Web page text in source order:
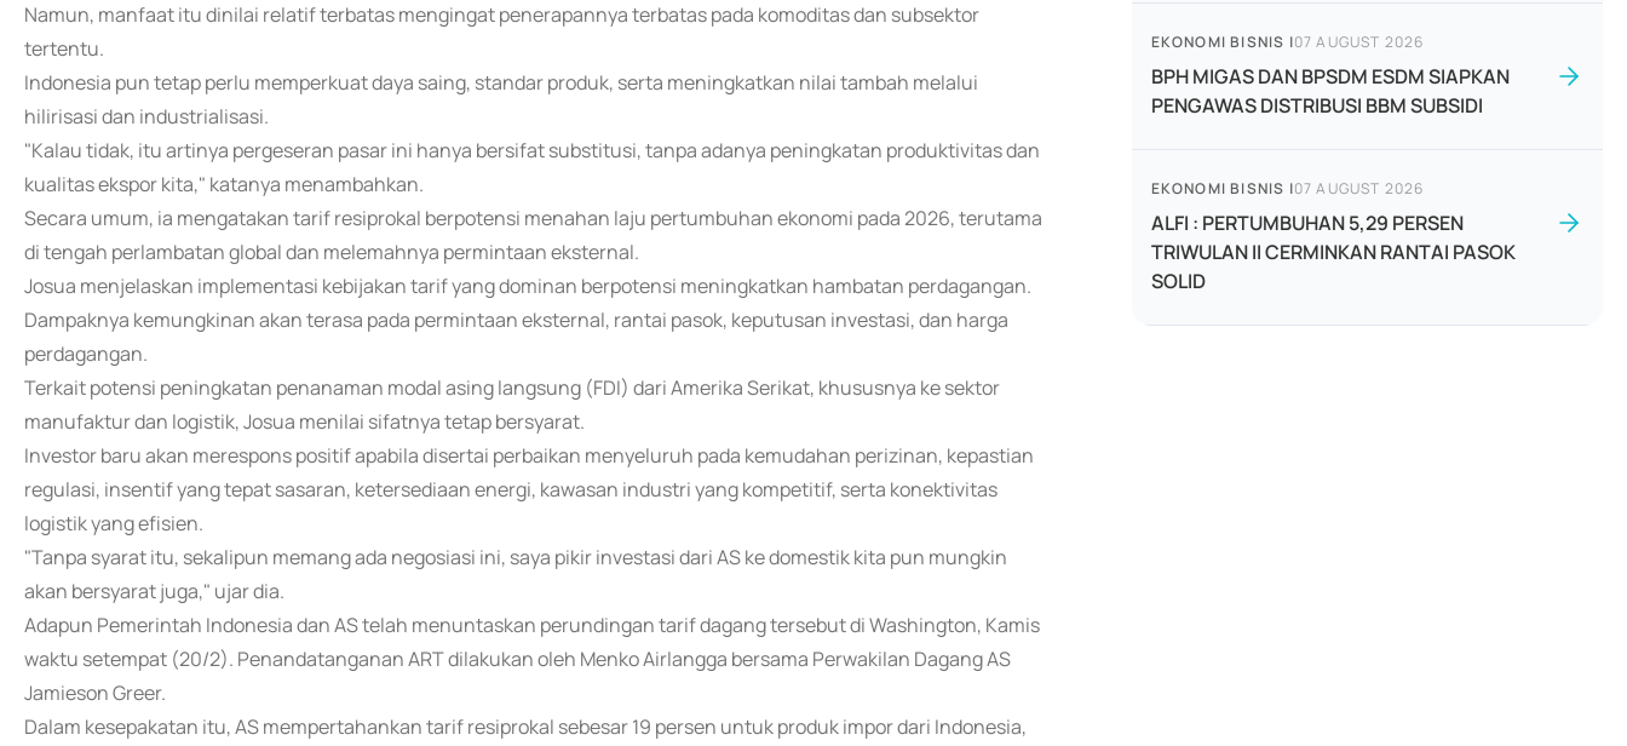
Namun, manfaat itu dinilai relatif terbatas mengingat penerapannya terbatas pada komoditas dan subsektor
tertentu.
Indonesia pun tetap perlu memperkuat daya saing, standar produk, serta meningkatkan nilai tambah melalui
hilirisasi dan industrialisasi.
"Kalau tidak, itu artinya pergeseran pasar ini hanya bersifat substitusi, tanpa adanya peningkatan produktivitas dan
kualitas ekspor kita," katanya menambahkan.
Secara umum, ia mengatakan tarif resiprokal berpotensi menahan laju pertumbuhan ekonomi pada 2026, terutama
di tengah perlambatan global dan melemahnya permintaan eksternal.
Josua menjelaskan implementasi kebijakan tarif yang dominan berpotensi meningkatkan hambatan perdagangan.
Dampaknya kemungkinan akan terasa pada permintaan eksternal, rantai pasok, keputusan investasi, dan harga
perdagangan.
Terkait potensi peningkatan penanaman modal asing langsung (FDI) dari Amerika Serikat, khususnya ke sektor
manufaktur dan logistik, Josua menilai sifatnya tetap bersyarat.
Investor baru akan merespons positif apabila disertai perbaikan menyeluruh pada kemudahan perizinan, kepastian
regulasi, insentif yang tepat sasaran, ketersediaan energi, kawasan industri yang kompetitif, serta konektivitas
logistik yang efisien.
"Tanpa syarat itu, sekalipun memang ada negosiasi ini, saya pikir investasi dari AS ke domestik kita pun mungkin
akan bersyarat juga," ujar dia.
Adapun Pemerintah Indonesia dan AS telah menuntaskan perundingan tarif dagang tersebut di Washington, Kamis
waktu setempat (20/2). Penandatanganan ART dilakukan oleh Menko Airlangga bersama Perwakilan Dagang AS
Jamieson Greer.
Dalam kesepakatan itu, AS mempertahankan tarif resiprokal sebesar 19 persen untuk produk impor dari Indonesia,
EKONOMI BISNIS |07 AUGUST 2026
BPH MIGAS DAN BPSDM ESDM SIAPKAN
PENGAWAS DISTRIBUSI BBM SUBSIDI
EKONOMI BISNIS |07 AUGUST 2026
ALFI : PERTUMBUHAN 5,29 PERSEN
TRIWULAN II CERMINKAN RANTAI PASOK
SOLID